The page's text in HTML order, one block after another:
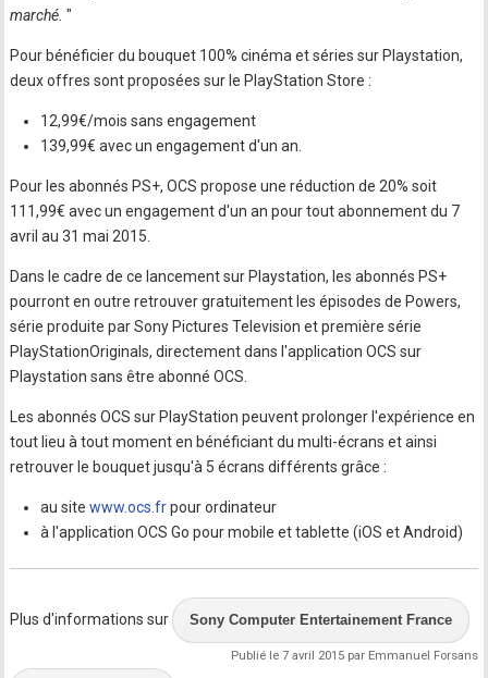
marché."
Pour bénéficier du bouquet 100% cinéma et séries sur Playstation,
deux offres sont proposées sur le PlayStation Store :
12,99€/mois sans engagement
139,99€ avec un engagement d'un an.
Pour les abonnés PS+, OCS propose une réduction de 20% soit
111,99€ avec un engagement d'un an pour tout abonnement du 7
avril au 31 mai 2015.
Dans le cadre de ce lancement sur Playstation, les abonnés PS+
pourront en outre retrouver gratuitement les épisodes de Powers,
série produite par Sony Pictures Television et première série
PlayStationOriginals, directement dans l'application OCS sur
Playstation sans être abonné OCS.
Les abonnés OCS sur PlayStation peuvent prolonger l'expérience en
tout lieu à tout moment en bénéficiant du multi-écrans et ainsi
retrouver le bouquet jusqu'à 5 écrans différents grâce :
au sitewww.ocs.frpour ordinateur
à l'application OCS Go pour mobile et tablette (iOS et Android)
Plus d'informations sur Sony Computer Entertainement France
Publié le 7 avril 2015 par Emmanuel Forsans